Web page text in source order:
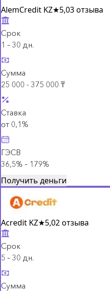
AlemCredit KZ★5,03 отзыва
Срок
1 – 30 дн.
Сумма
25 000 - 375 000 ₸
Ставка
от 0,1%
ГЭСВ
36,5% – 179%
Получить деньги
Acredit KZ★5,02 отзыва
Срок
5 – 30 дн.
Сумма